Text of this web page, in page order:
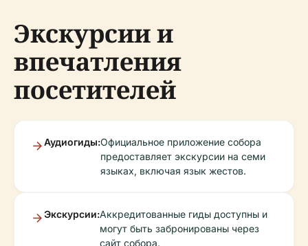
Экскурсии и
впечатления
посетителей
Аудиогиды:Официальное приложение собора
предоставляет экскурсии на семи
языках, включая язык жестов.
Экскурсии:Аккредитованные гиды доступны и
могут быть забронированы через
сайт собора.